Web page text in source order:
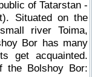
of Tatarstan -
Situated on the
river Toima,
Bor has many
get acquainted.
the Bolshoy Bor: